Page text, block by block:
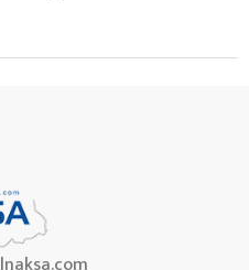
जरिवाना छुट दिने